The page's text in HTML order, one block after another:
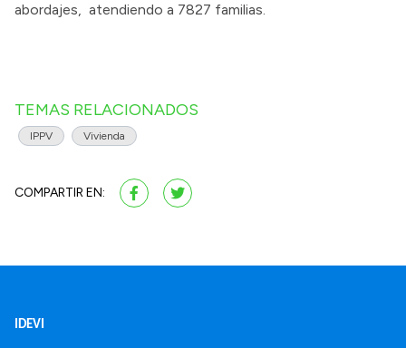
abordajes, atendiendo a 7827 familias.
TEMAS RELACIONADOS
IPPV Vivienda
COMPARTIR EN:
IDEVI